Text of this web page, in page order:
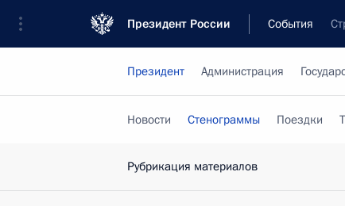
Президент России События
Президент Администрация
Новости Стенограммы Поездки
Рубрикация материалов